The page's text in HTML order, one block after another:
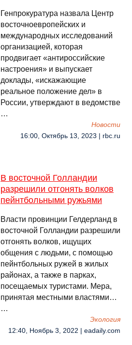
Генпрокуратура назвала Центр
восточноевропейских и
международных исследований
организацией, которая
продвигает «антироссийские
настроения» и выпускает
доклады, «искажающие
реальное положение дел» в
России, утверждают в ведомстве
…
Новости
16:00, Октябрь 13, 2023 | rbc.ru
В восточной Голландии
разрешили отгонять волков
пейнтбольными ружьями
Власти провинции Гелдерланд в
восточной Голландии разрешили
отгонять волков, ищущих
общения с людьми, с помощью
пейнтбольных ружей в жилых
районах, а также в парках,
посещаемых туристами. Мера,
принятая местными властями…
…
Экология
12:40, Ноябрь 3, 2022 | eadaily.com